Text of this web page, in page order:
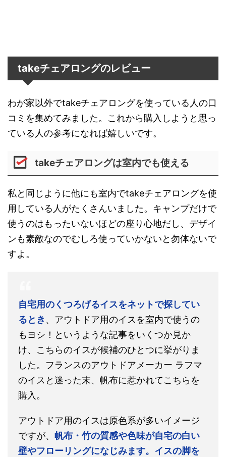
takeチェアロングのレビュー
わが家以外でtakeチェアロングを使っている人の口
コミを集めてみました。これから購入しようと思っ
ている人の参考になれば嬉しいです。
takeチェアロングは室内でも使える
私と同じように他にも室内でtakeチェアロングを使
用している人がたくさんいました。キャンプだけで
使うのはもったいないほどの座り心地だし、デザイ
ンも素敵なのでむしろ使っていかないと勿体ないで
すよ。
自宅用のくつろげるイスをネットで探してい
るとき 、アウトドア用のイスを室内で使うの
もヨシ！というような記事をいくつか見か
け、こちらのイスが候補のひとつに挙がりま
した。フランスのアウトドアメーカー ラフマ
のイスと迷った末、帆布に惹かれてこちらを
購入。
アウトドア用のイスは原色系が多いイメージ
ですが、 帆布・竹の質感や色味が自宅の白い
壁やフローリングになじみます。イスの脚を